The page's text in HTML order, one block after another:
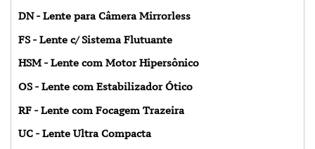
DN - Lente para Câmera Mirrorless
FS - Lente c/ Sistema Flutuante
HSM - Lente com Motor Hipersônico
OS - Lente com Estabilizador Ótico
RF - Lente com Focagem Trazeira
UC - Lente Ultra Compacta